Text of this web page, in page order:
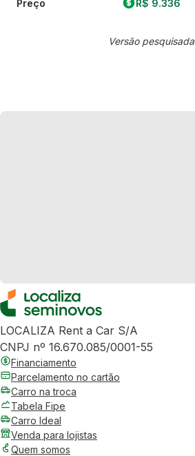
Preço R$ 9.336
Versão pesquisada
LOCALIZA Rent a Car S/A
CNPJ nº 16.670.085/0001-55
Financiamento
Parcelamento no cartão
Carro na troca
Tabela Fipe
Carro Ideal
Venda para lojistas
Quem somos